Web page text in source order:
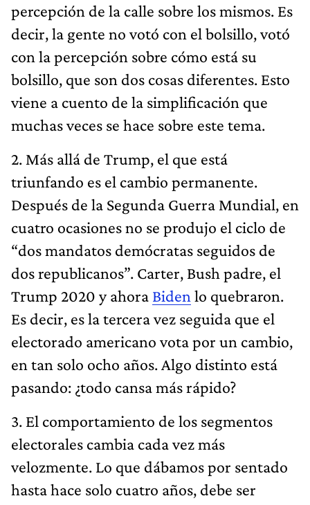
percepción de la calle sobre los mismos. Es
decir, la gente no votó con el bolsillo, votó
con la percepción sobre cómo está su
bolsillo, que son dos cosas diferentes. Esto
viene a cuento de la simplificación que
muchas veces se hace sobre este tema.
2. Más allá de Trump, el que está
triunfando es el cambio permanente.
Después de la Segunda Guerra Mundial, en
cuatro ocasiones no se produjo el ciclo de
“dos mandatos demócratas seguidos de
dos republicanos”. Carter, Bush padre, el
Trump 2020 y ahora Biden lo quebraron.
Es decir, es la tercera vez seguida que el
electorado americano vota por un cambio,
en tan solo ocho años. Algo distinto está
pasando: ¿todo cansa más rápido?
3. El comportamiento de los segmentos
electorales cambia cada vez más
velozmente. Lo que dábamos por sentado
hasta hace solo cuatro años, debe ser